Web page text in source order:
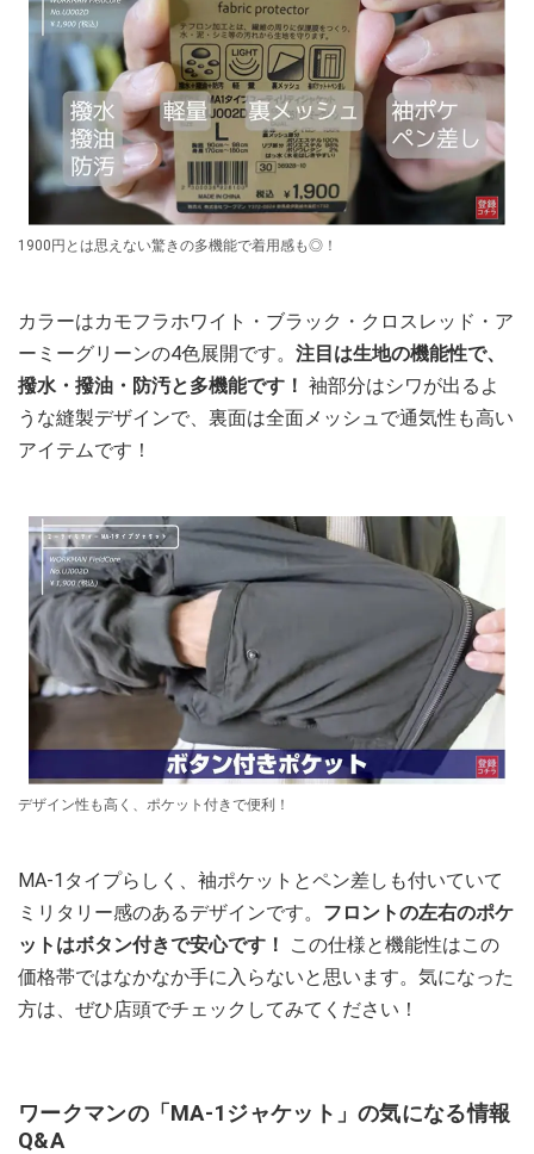
1900円とは思えない驚きの多機能で着用感も◎！
カラーはカモフラホワイト・ブラック・クロスレッド・ア
ーミーグリーンの4色展開です。 注目は生地の機能性で、
撥水・撥油・防汚と多機能です！ 袖部分はシワが出るよ
うな縫製デザインで、裏面は全面メッシュで通気性も高い
アイテムです！
デザイン性も高く、ポケット付きで便利！
MA-1タイプらしく、袖ポケットとペン差しも付いていて
ミリタリー感のあるデザインです。 フロントの左右のポケ
ットはボタン付きで安心です！
この仕様と機能性はこの
価格帯ではなかなか手に入らないと思います。気になった
方は、ぜひ店頭でチェックしてみてください！
ワークマンの「MA-1ジャケット」の気になる情報
Q&A